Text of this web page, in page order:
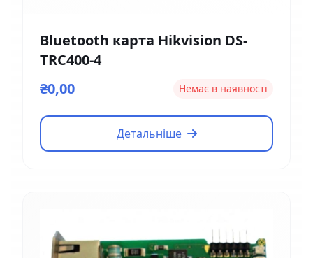
Bluetooth карта Hikvision DS-
TRC400-4
₴0,00
Немає в наявності
Детальніше